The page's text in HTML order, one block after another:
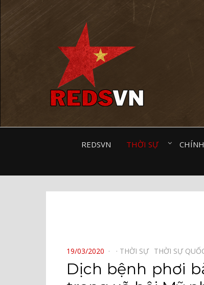
REDSVN THỜI SỰ⠀ CHÍNH
POSTED
ON
19/03/2020 THỜI SỰ⠀ THỜI SỰ
Dịch bệnh phơi